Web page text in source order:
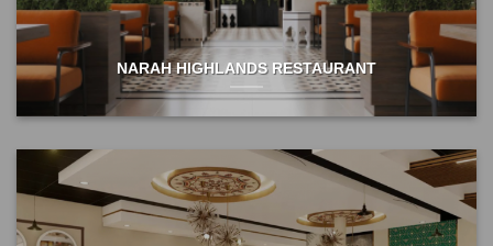
NARAH HIGHLANDS RESTAURANT